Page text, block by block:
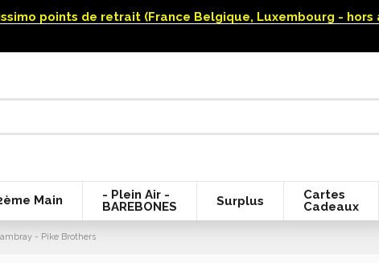
points de retrait (France Belgique, Luxembourg -
Main
- Plein Air -
BAREBONES
Surplus
Cartes
Cadeaux
- Pike Brothers